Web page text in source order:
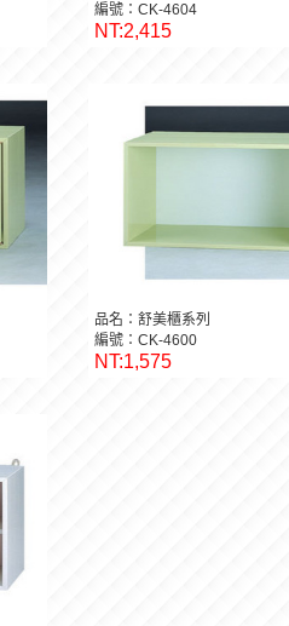
編號：CK-4604
NT:2,415
品名：舒美櫃系列
編號：CK-4600
NT:1,575